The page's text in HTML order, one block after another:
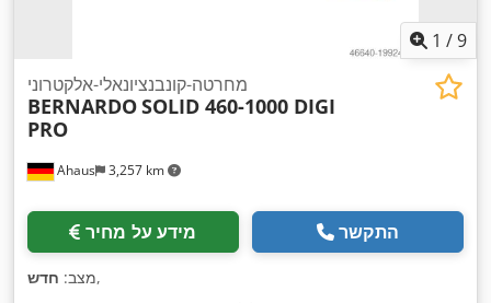
1 /9
Ahaus 3,257 km
מחרטה-קונבנציונאלי-אלקטרוני
BERNARDOSOLID 460-1000 DIGI
PRO
מידע על מחיר התקשר
מצב: חדש ,